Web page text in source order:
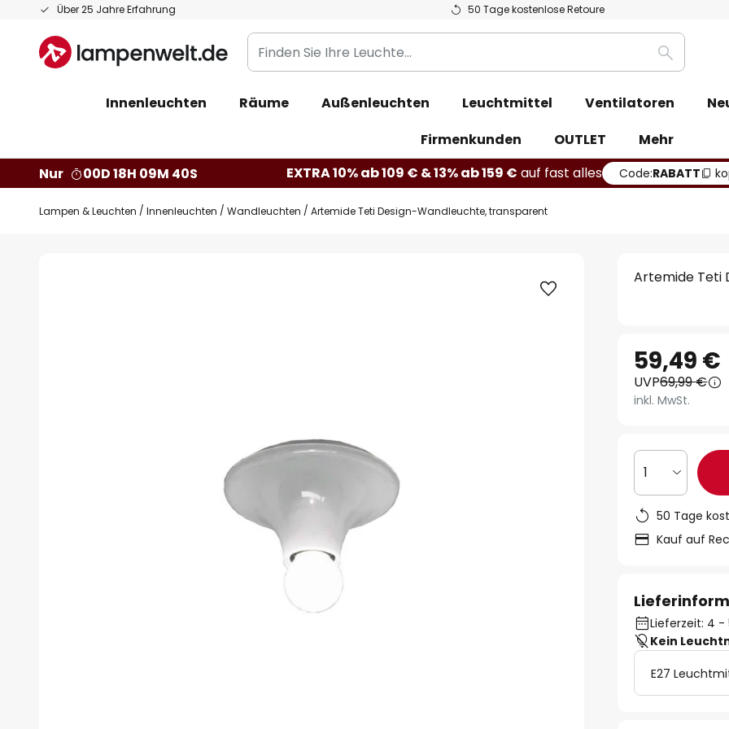
Über 25 Jahre Erfahrung 50 Tage kostenlose Retoure
Zum
springen
Finden
Sie
Leuchte...
Suche
Innenleuchten Räume Außenleuchten Leuchtmittel Ventilatoren
Firmenkunden
OUTLET
Mehr
Nur
00D 18H 09M 39S EXTRA 10% ab 109 € & 13% ab 159 € auf fast alles Code:RABATT
Lampen & Leuchten Innenleuchten Wandleuchten Artemide Teti Design-Wandleuchte, transparent
Artemide Teti
59,49 €
UVP69,99 €
inkl. MwSt.
1
50 Tage
Kauf auf
Lieferzeit: 4 -
Kein
E27